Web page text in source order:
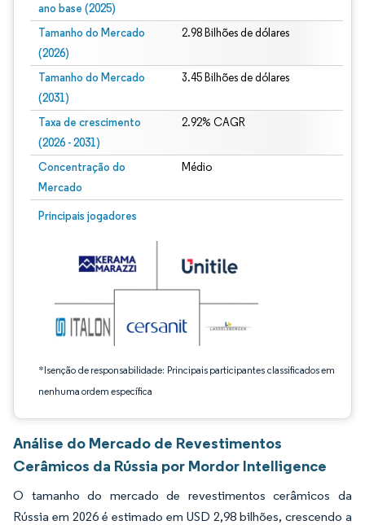
ano base (2025)
Tamanho do Mercado
(2026)
2.98 Bilhões de dólares
Tamanho do Mercado
(2031)
3.45 Bilhões de dólares
Taxa de crescimento
(2026 - 2031)
2.92% CAGR
Concentração do
Mercado
Médio
Principais jogadores
*Isenção de responsabilidade: Principais participantes classificados em
nenhuma ordem específica
Imagem © Mordor Intelligence. O reuso requer atribuição conforme CC BY 4.0.
Análise do Mercado de Revestimentos
Cerâmicos da Rússia por Mordor Intelligence
O tamanho do mercado de revestimentos cerâmicos da
Rússia em 2026 é estimado em USD 2,98 bilhões, crescendo a